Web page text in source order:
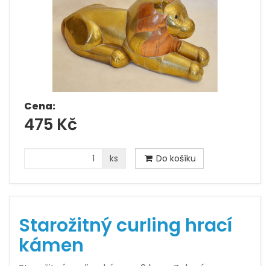
Cena:
475 Kč
ks Do košíku
Starožitný curling hrací
kámen